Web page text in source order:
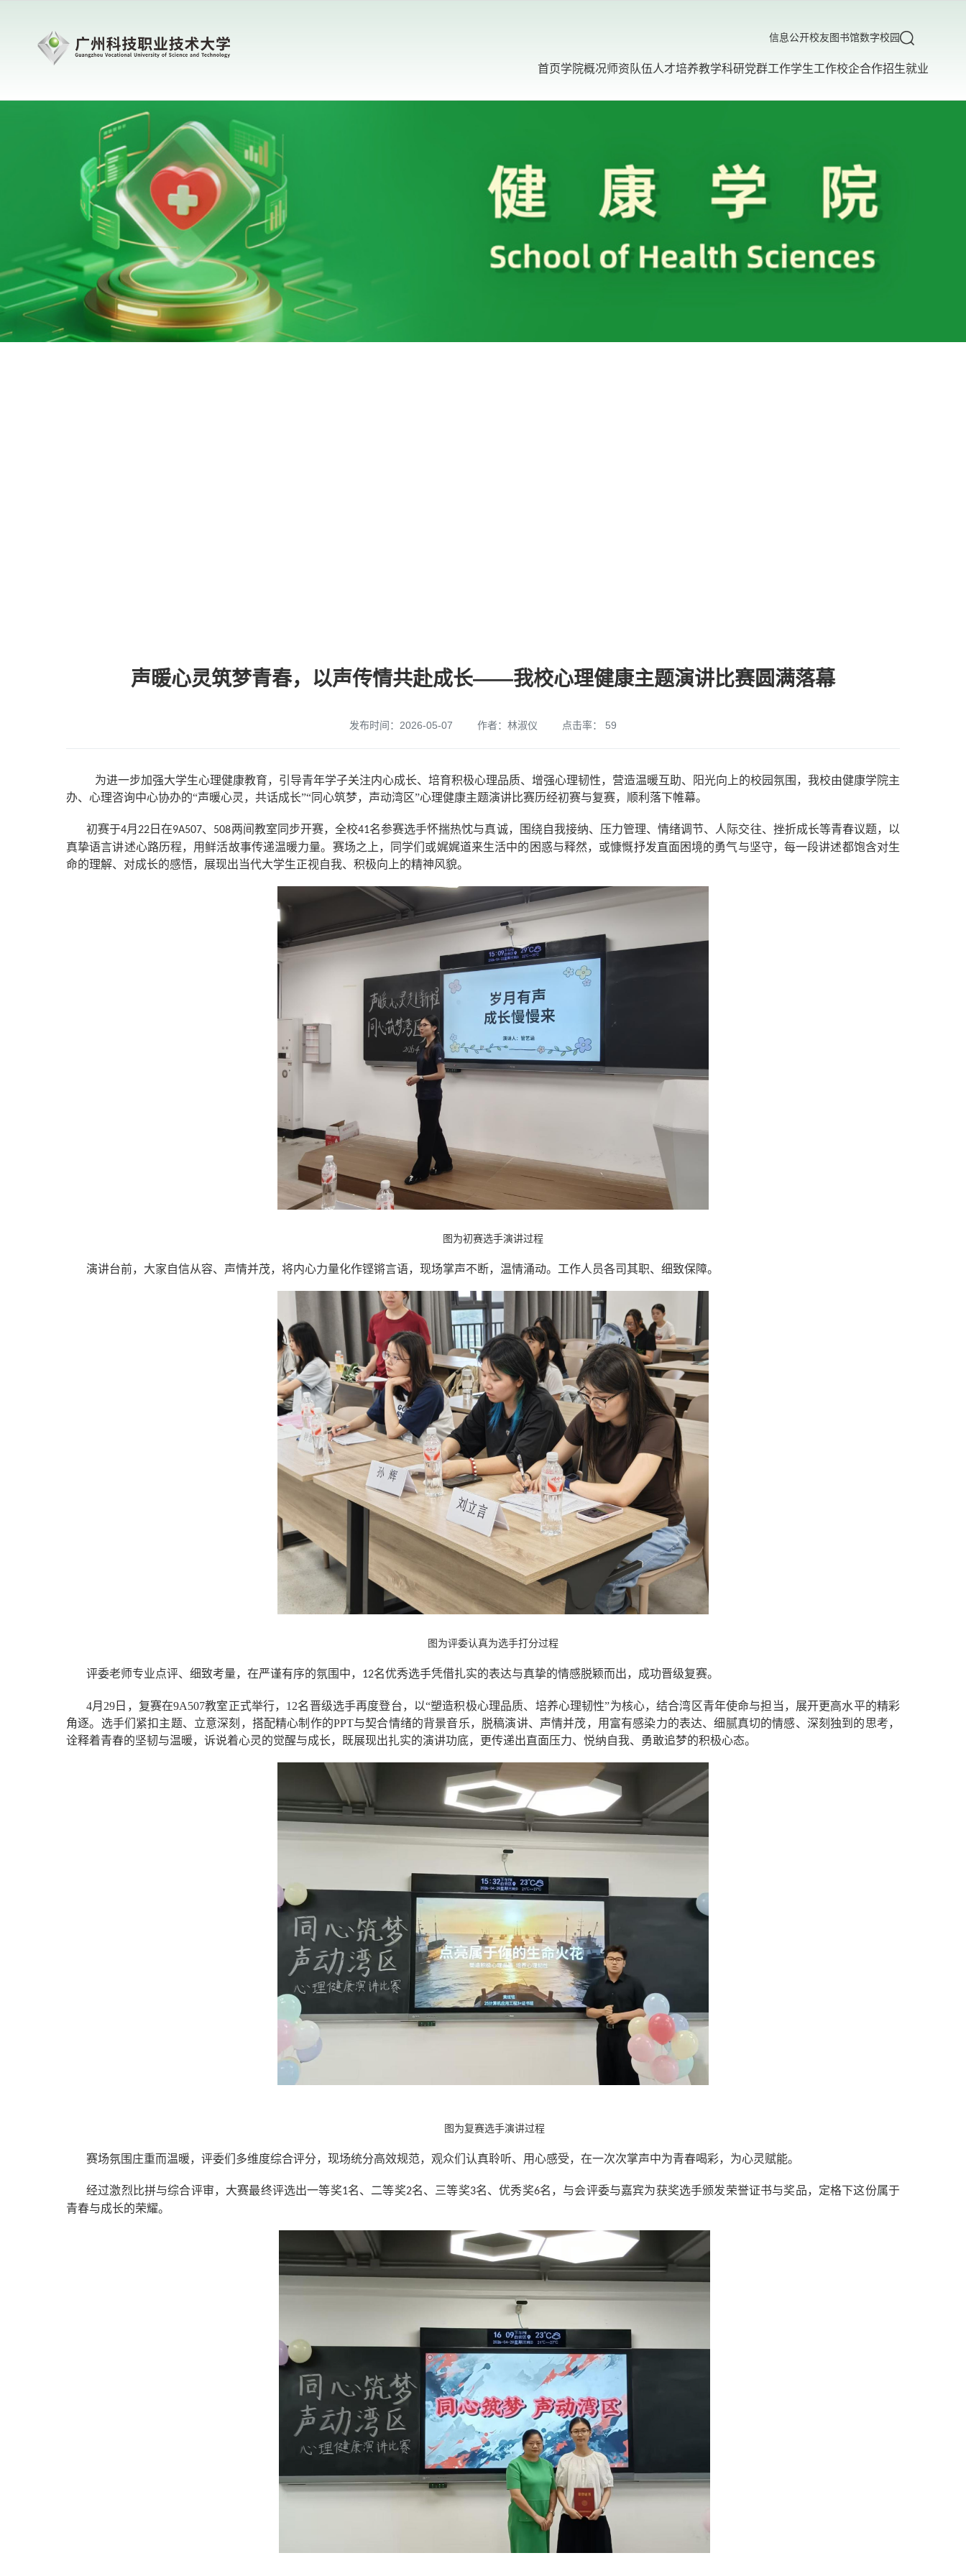
信息公开校友图书馆数字校园
首页学院概况师资队伍人才培养教学科研党群工作学生工作校企合作招生就业
声暖心灵筑梦青春，以声传情共赴成长——我校心理健康主题演讲比赛圆满落幕
发布时间：2026-05-07 作者：林淑仪 点击率： 59
为进一步加强大学生心理健康教育，引导青年学子关注内心成长、培育积极心理品质、增强心理韧性，营造温暖互助、阳光向上的校园氛围，我校由健康学院主
办、心理咨询中心协办的“声暖心灵，共话成长”“同心筑梦，声动湾区”心理健康主题演讲比赛历经初赛与复赛，顺利落下帷幕。
初赛于4月 22 日在9A507、 508两间教室同步开赛，全校41名参赛选手怀揣热忱与真诚，围绕自我接纳、压力管理、情绪调节、人际交往、挫折成长等青春议题，以
真挚语言讲述心路历程，用鲜活故事传递温暖力量。赛场之上，同学们或娓娓道来生活中的困惑与释然，或慷慨抒发直面困境的勇气与坚守，每一段讲述都饱含对生
命的理解、对成长的感悟，展现出当代大学生正视自我、积极向上的精神风貌。
图为初赛选手演讲过程
演讲台前，大家自信从容、声情并茂，将内心力量化作铿锵言语，现场掌声不断，温情涌动。工作人员各司其职、细致保障。
图为评委认真为选手打分过程
评委老师专业点评、细致考量，在严谨有序的氛围中， 12名优秀选手凭借扎实的表达与真挚的情感脱颖而出，成功晋级复赛。
4月29日，复赛在9A507教室正式举行，12名晋级选手再度登台，以“塑造积极心理品质、培养心理韧性”为核心，结合湾区青年使命与担当，展开更高水平的精彩
角逐。选手们紧扣主题、立意深刻，搭配精心制作的PPT与契合情绪的背景音乐，脱稿演讲、声情并茂，用富有感染力的表达、细腻真切的情感、深刻独到的思考，
诠释着青春的坚韧与温暖，诉说着心灵的觉醒与成长，既展现出扎实的演讲功底，更传递出直面压力、悦纳自我、勇敢追梦的积极心态。
图为复赛选手演讲过程
赛场氛围庄重而温暖，评委们多维度综合评分，现场统分高效规范，观众们认真聆听、用心感受，在一次次掌声中为青春喝彩，为心灵赋能。
经过激烈比拼与综合评审，大赛最终评选出一等奖1名、二等奖2名、三等奖3名、优秀奖6名，与会评委与嘉宾为获奖选手颁发荣誉证书与奖品，定格下这份属于
青春与成长的荣耀。